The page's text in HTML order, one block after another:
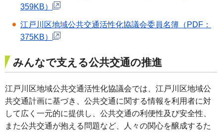
359KB）
江戸川区地域公共交通活性化協議会委員名簿（PDF：
375KB）
みんなで支える公共交通の推進
江戸川区地域公共交通活性化協議会では、江戸川区地域公
共交通計画に基づき、公共交通に関する情報を利用者に対
して広く一元的に提供し、公共交通の利便性及び安全性、
また公共交通が抱える問題など、人々の関心を醸成するた